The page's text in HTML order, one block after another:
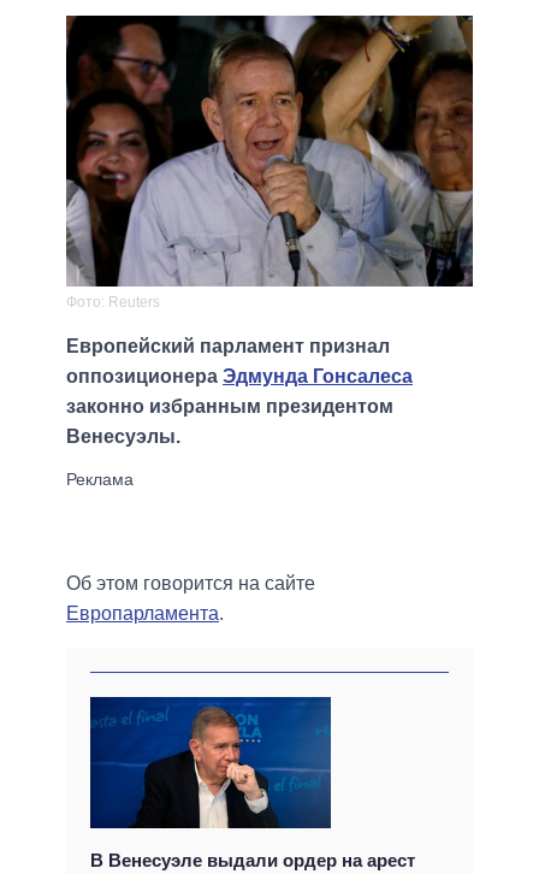
Фото: Reuters
Европейский парламент признал
оппозиционера Эдмунда Гонсалеса
законно избранным президентом
Венесуэлы.
Об этом говорится на сайте
Европарламента.
В Венесуэле выдали ордер на арест